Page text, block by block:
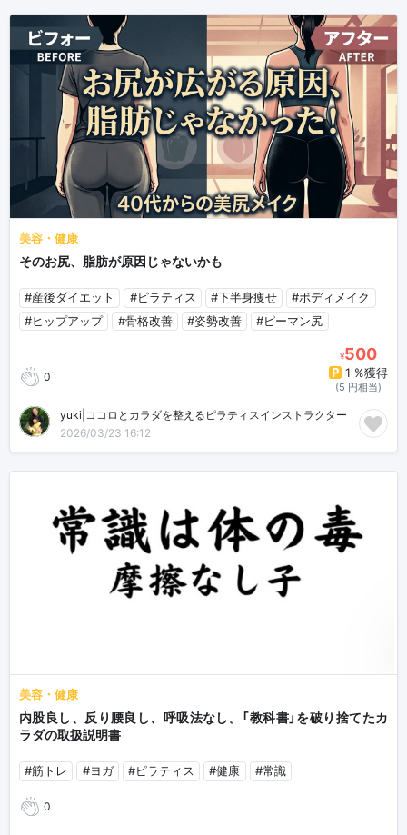
美容・健康
そのお尻、脂肪が原因じゃないかも
#産後ダイエット #ピラティス #下半身痩せ
#ボディメイク
#ヒップアップ
#骨格改善 #姿勢改善 #ピーマン尻
0
¥500
1 %獲得
(5 円相当)
yuki|ココロとカラダを整えるピラティスインストラクター
2026/03/23 16:12
美容・健康
内股良し、反り腰良し、呼吸法なし。「教科書」を破り捨てたカ
ラダの取扱説明書
#筋トレ #ヨガ #ピラティス #健康 #常識
0